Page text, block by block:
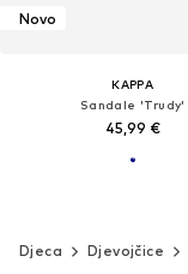
Novo
KAPPA
Sandale 'Trudy'
45,99 €
Djeca Djevojčice